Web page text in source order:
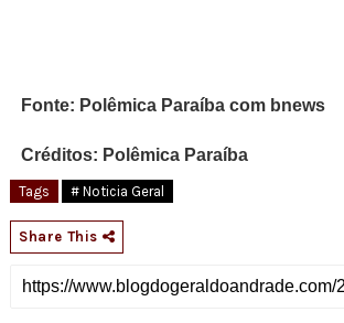
Fonte: Polêmica Paraíba com bnews
Créditos: Polêmica Paraíba
Tags # Noticia Geral
Share This